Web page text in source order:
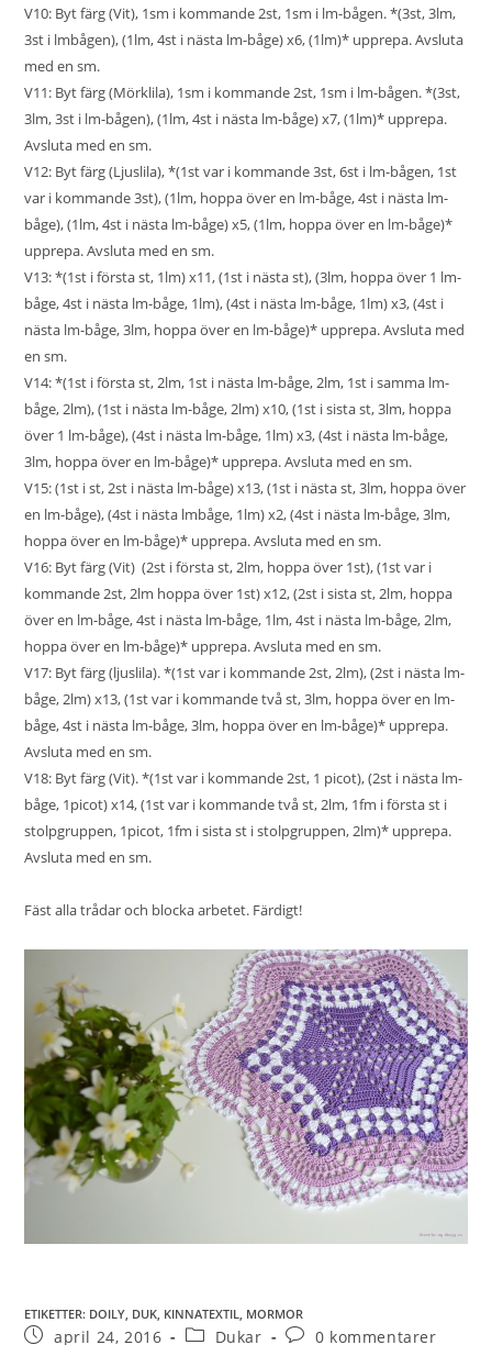
V10: Byt färg (Vit), 1sm i kommande 2st, 1sm i lm-bågen. *(3st, 3lm,
3st i lmbågen), (1lm, 4st i nästa lm-båge) x6, (1lm)* upprepa. Avsluta
med en sm.
V11: Byt färg (Mörklila), 1sm i kommande 2st, 1sm i lm-bågen. *(3st,
3lm, 3st i lm-bågen), (1lm, 4st i nästa lm-båge) x7, (1lm)* upprepa.
Avsluta med en sm.
V12: Byt färg (Ljuslila), *(1st var i kommande 3st, 6st i lm-bågen, 1st
var i kommande 3st), (1lm, hoppa över en lm-båge, 4st i nästa lm-
båge), (1lm, 4st i nästa lm-båge) x5, (1lm, hoppa över en lm-båge)*
upprepa. Avsluta med en sm.
V13: *(1st i första st, 1lm) x11, (1st i nästa st), (3lm, hoppa över 1 lm-
båge, 4st i nästa lm-båge, 1lm), (4st i nästa lm-båge, 1lm) x3, (4st i
nästa lm-båge, 3lm, hoppa över en lm-båge)* upprepa. Avsluta med
en sm.
V14: *(1st i första st, 2lm, 1st i nästa lm-båge, 2lm, 1st i samma lm-
båge, 2lm), (1st i nästa lm-båge, 2lm) x10, (1st i sista st, 3lm, hoppa
över 1 lm-båge), (4st i nästa lm-båge, 1lm) x3, (4st i nästa lm-båge,
3lm, hoppa över en lm-båge)* upprepa. Avsluta med en sm.
V15: (1st i st, 2st i nästa lm-båge) x13, (1st i nästa st, 3lm, hoppa över
en lm-båge), (4st i nästa lmbåge, 1lm) x2, (4st i nästa lm-båge, 3lm,
hoppa över en lm-båge)* upprepa. Avsluta med en sm.
V16: Byt färg (Vit) (2st i första st, 2lm, hoppa över 1st), (1st var i
kommande 2st, 2lm hoppa över 1st) x12, (2st i sista st, 2lm, hoppa
över en lm-båge, 4st i nästa lm-båge, 1lm, 4st i nästa lm-båge, 2lm,
hoppa över en lm-båge)* upprepa. Avsluta med en sm.
V17: Byt färg (ljuslila). *(1st var i kommande 2st, 2lm), (2st i nästa lm-
båge, 2lm) x13, (1st var i kommande två st, 3lm, hoppa över en lm-
båge, 4st i nästa lm-båge, 3lm, hoppa över en lm-båge)* upprepa.
Avsluta med en sm.
V18: Byt färg (Vit). *(1st var i kommande 2st, 1 picot), (2st i nästa lm-
båge, 1picot) x14, (1st var i kommande två st, 2lm, 1fm i första st i
stolpgruppen, 1picot, 1fm i sista st i stolpgruppen, 2lm)* upprepa.
Avsluta med en sm.
Fäst alla trådar och blocka arbetet. Färdigt!
ETIKETTER: DOILY DUK KINNATEXTIL MORMOR
april 24, 2016 Dukar 0 kommentarer